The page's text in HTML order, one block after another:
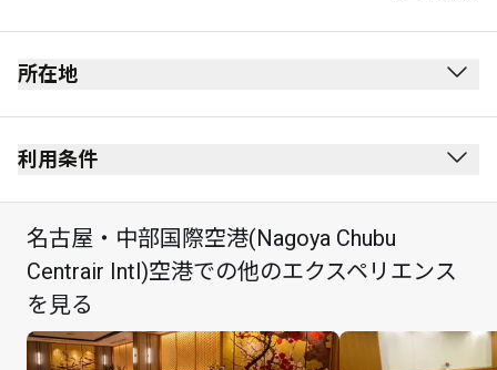
所在地
出発ロビー
保安検査を受ける前にあります。
3rd階
レストランは第2ターミナル近くの「Flight of
Dreams」ビル内にあります。
利用条件
禁煙(電子タバコを含む)
服装規定なし
カード保持者様は、ラウンジの無料ご利用回数分を使
って、最大2時間のご滞在およびレストランが指定する
3,400円(JPY)相当のセットメニュー(ご提供している場
合はアルコール飲料も含む)を1回無料でお楽しみいた
名古屋・中部国際空港(Nagoya Chubu
Centrair Intl)空港での他のエクスペリエンス
を見る